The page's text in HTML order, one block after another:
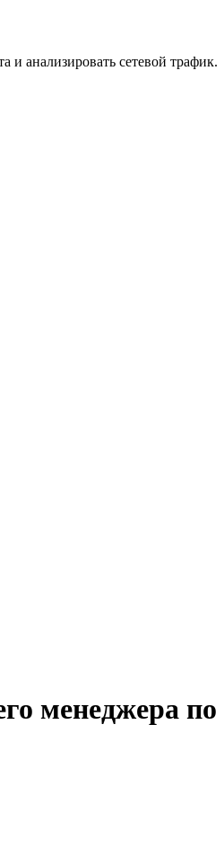
анализировать сетевой трафик.
менеджера